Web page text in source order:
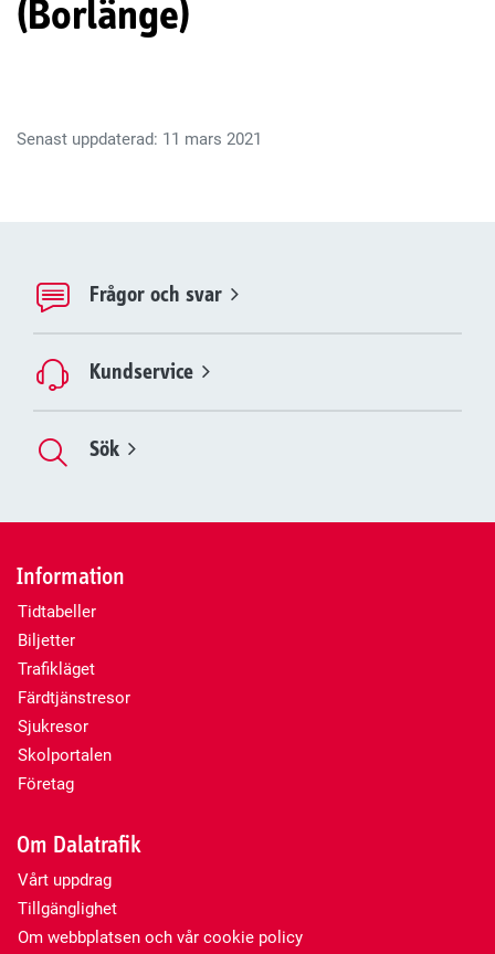
(Borlänge)
Senast uppdaterad: 11 mars 2021
Frågor och svar
Kundservice
Sök
Information
Tidtabeller
Biljetter
Trafikläget
Färdtjänstresor
Sjukresor
Skolportalen
Företag
Om Dalatrafik
Vårt uppdrag
Tillgänglighet
Om webbplatsen och vår cookie policy